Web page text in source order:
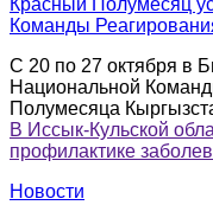
Команды
С 20 по 27 октября в
Национальной
Полумесяца
В Иссык-Кульской
профилактике
Новости